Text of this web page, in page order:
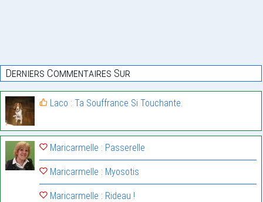
Derniers Commentaires Sur
Laco : Ta Souffrance Si Touchante.
Maricarmelle : Passerelle
Maricarmelle : Myosotis
Maricarmelle : Rideau !